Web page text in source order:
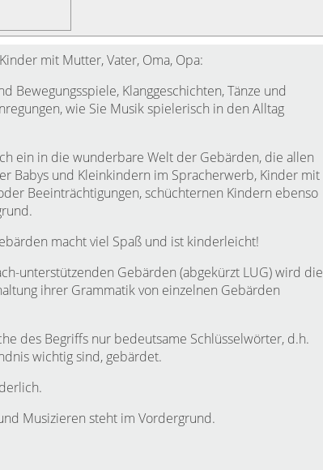
mit Mutter, Vater, Oma, Opa:
Bewegungsspiele, Klanggeschichten, Tänze und
wie Sie Musik spielerisch in den Alltag
ein in die wunderbare Welt der Gebärden, die allen
Babys und Kleinkindern im Spracherwerb, Kinder mit
Beeinträchtigungen, schüchternen Kindern ebenso
macht viel Spaß und ist kinderleicht!
unterstützenden Gebärden (abgekürzt LUG) wird die
ihrer Grammatik von einzelnen Gebärden
des Begriffs nur bedeutsame Schlüsselwörter, d.h.
wichtig sind, gebärdet.
Musizieren steht im Vordergrund.